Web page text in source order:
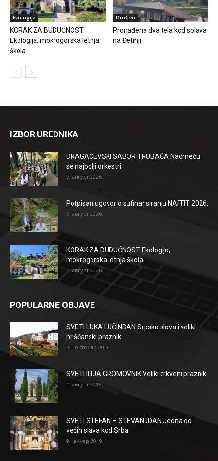
Ekologija
KORAK ZA BUDUĆNOST
Ekologija, mokrogorska letnja
škola
Društvo
Pronađena dva tela kod splava
na Đetinji
IZBOR UREDNIKA
DRAGAČEVSKI SABOR TRUBAČA Nadmeću
se najbolji orkestri
7. август 2026.
Potpisan ugovor o sufinansiranju NAFFIT 2026.
6. август 2026.
KORAK ZA BUDUĆNOST Ekologija,
mokrogorska letnja škola
5. август 2026.
POPULARNE OBJAVE
SVETI LUKA LUČINDAN Srpska slava i veliki
hrišćanski praznik
31. октобар 2018.
SVETI ILIJA GROMOVNIK Veliki crkveni praznik
2. август 2018.
SVETI STEFAN – STEVANJDAN Jedna od
većih slava kod Srba
9. јануар 2019.